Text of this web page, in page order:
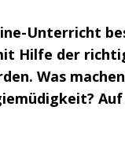
Unterricht
Hilfe der
Was